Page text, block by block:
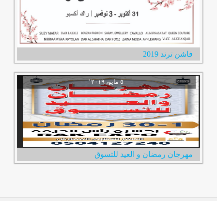
فاشن ترند 2019
‏٥ مايو، ٢٠١٩‏ ‏'‏
مهرجان رمضان و العيد للتسوق